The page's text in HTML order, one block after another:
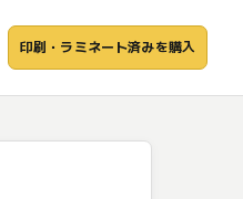
印刷・ラミネート済みを購入